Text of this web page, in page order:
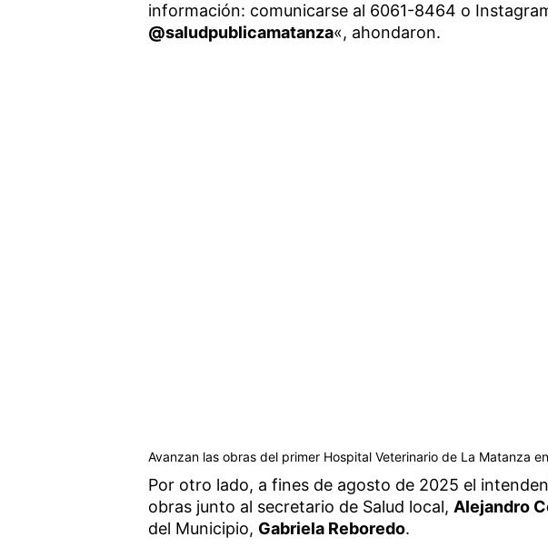
información: comunicarse al 6061-8464 o
@saludpublicamatanza«, ahondaron.
Avanzan las obras del primer Hospital Veterinario de La Matanza
Por otro lado, a fines de agosto de 2025 el
obras junto al secretario de Salud local, Alejandro
del Municipio, Gabriela Reboredo.